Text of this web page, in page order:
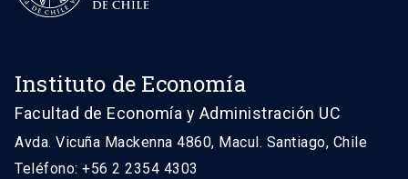
Instituto de Economía
Facultad de Economía y Administración UC
Avda. Vicuña Mackenna 4860, Macul. Santiago, Chile
Teléfono: +56 2 2354 4303